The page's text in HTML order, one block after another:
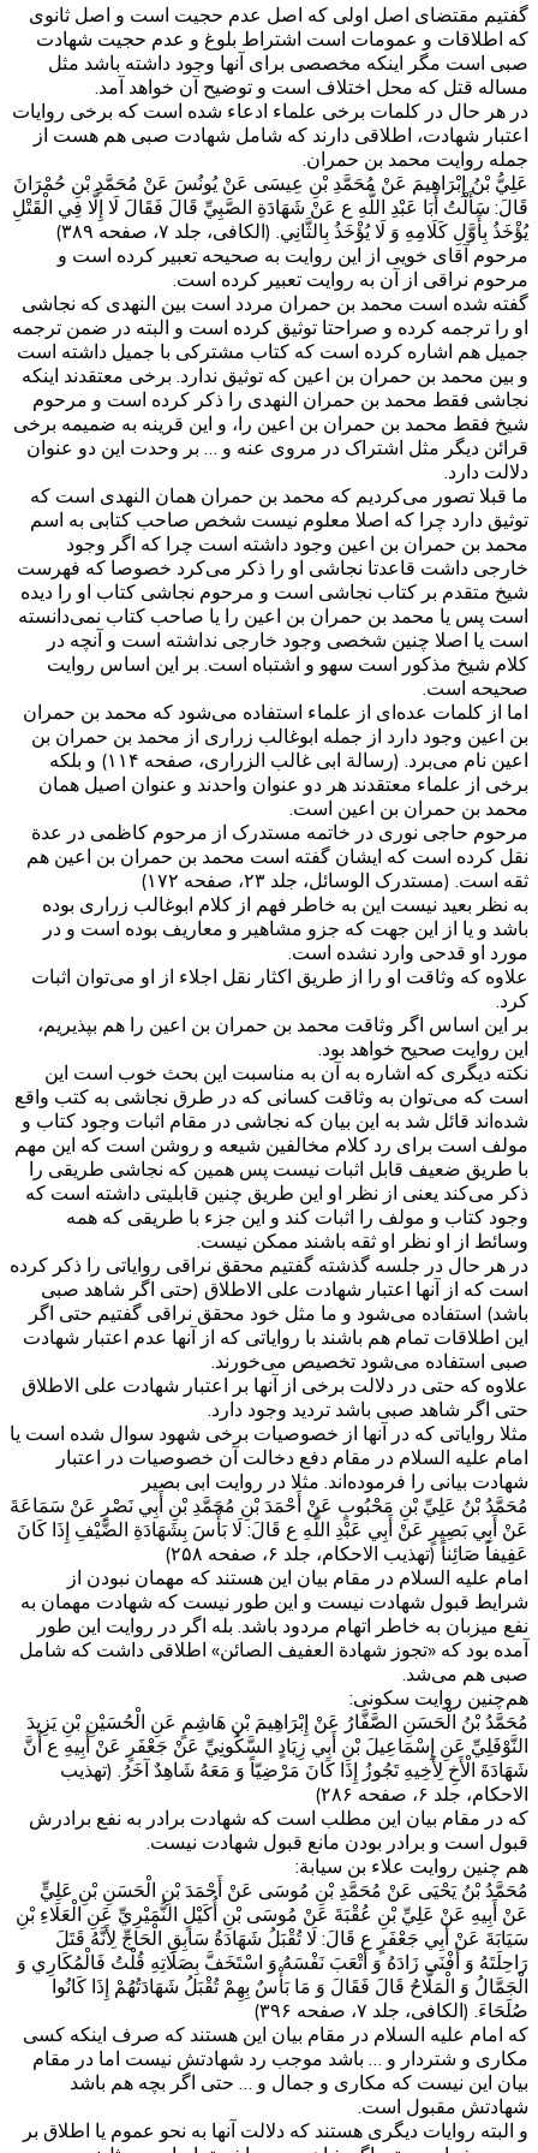
گفتیم مقتضای اصل اولی که اصل عدم حجیت است و اصل ثانوی
که اطلاقات و عمومات است اشتراط بلوغ و عدم حجیت شهادت
صبی است مگر اینکه مخصصی برای آنها وجود داشته باشد مثل
مساله قتل که محل اختلاف است و توضیح آن خواهد آمد.
در هر حال در کلمات برخی علماء ادعاء شده است که برخی روایات
اعتبار شهادت، اطلاقی دارند که شامل شهادت صبی هم هست از
جمله روایت محمد بن حمران.
عَلِيُّ بْنُ إِبْرَاهِيمَ عَنْ مُحَمَّدِ بْنِ عِيسَى عَنْ يُونُسَ عَنْ مُحَمَّدِ بْنِ حُمْرَانَ
قَالَ: سَأَلْتُ أَبَا عَبْدِ اللَّهِ ع عَنْ شَهَادَةِ الصَّبِيِّ قَالَ فَقَالَ لَا إِلَّا فِي الْقَتْلِ
يُؤْخَذُ بِأَوَّلِ كَلَامِهِ وَ لَا يُؤْخَذُ بِالثَّانِي. (الکافی، جلد ۷، صفحه ۳۸۹)
مرحوم آقای خویی از این روایت به صحیحه تعبیر کرده است و
مرحوم نراقی از آن به روایت تعبیر کرده است.
گفته شده است محمد بن حمران مردد است بین النهدی که نجاشی
او را ترجمه کرده و صراحتا توثیق کرده است و البته در ضمن ترجمه
جمیل هم اشاره کرده است که کتاب مشترکی با جمیل داشته است
و بین محمد بن حمران بن اعین که توثیق ندارد. برخی معتقدند اینکه
نجاشی فقط محمد بن حمران النهدی را ذکر کرده است و مرحوم
شیخ فقط محمد بن حمران بن اعین را، و این قرینه به ضمیمه برخی
قرائن دیگر مثل اشتراک در مروی عنه و … بر وحدت این دو عنوان
دلالت دارد.
ما قبلا تصور می‌کردیم که محمد بن حمران همان النهدی است که
توثیق دارد چرا که اصلا معلوم نیست شخص صاحب کتابی به اسم
محمد بن حمران بن اعین وجود داشته است چرا که اگر وجود
خارجی داشت قاعدتا نجاشی او را ذکر می‌کرد خصوصا که فهرست
شیخ متقدم بر کتاب نجاشی است و مرحوم نجاشی کتاب او را دیده
است پس یا محمد بن حمران بن اعین را یا صاحب کتاب نمی‌دانسته
است یا اصلا چنین شخصی وجود خارجی نداشته است و آنچه در
کلام شیخ مذکور است سهو و اشتباه است. بر این اساس روایت
صحیحه است.
اما از کلمات عده‌ای از علماء استفاده می‌شود که محمد بن حمران
بن اعین وجود دارد از جمله ابوغالب زراری از محمد بن حمران بن
اعین نام می‌برد. (رسالة ابی غالب الزراری، صفحه ۱۱۴) و بلکه
برخی از علماء معتقدند هر دو عنوان واحدند و عنوان اصیل همان
محمد بن حمران بن اعین است.
مرحوم حاجی نوری در خاتمه مستدرک از مرحوم کاظمی در عدة
نقل کرده است که ایشان گفته است محمد بن حمران بن اعین هم
ثقه است. (مستدرک الوسائل، جلد ۲۳، صفحه ۱۷۲)
به نظر بعید نیست این به خاطر فهم از کلام ابوغالب زراری بوده
باشد و یا از این جهت که جزو مشاهیر و معاریف بوده است و در
مورد او قدحی وارد نشده است.
علاوه که وثاقت او را از طریق اکثار نقل اجلاء از او می‌توان اثبات
کرد.
بر این اساس اگر وثاقت محمد بن حمران بن اعین را هم بپذیریم،
این روایت صحیح خواهد بود.
نکته دیگری که اشاره به آن به مناسبت این بحث خوب است این
است که می‌توان به وثاقت کسانی که در طرق نجاشی به کتب واقع
شده‌اند قائل شد به این بیان که نجاشی در مقام اثبات وجود کتاب و
مولف است برای رد کلام مخالفین شیعه و روشن است که این مهم
با طریق ضعیف قابل اثبات نیست پس همین که نجاشی طریقی را
ذکر می‌کند یعنی از نظر او این طریق چنین قابلیتی داشته است که
وجود کتاب و مولف را اثبات کند و این جزء با طریقی که همه
وسائط از او نظر او ثقه باشند ممکن نیست.
در هر حال در جلسه گذشته گفتیم محقق نراقی روایاتی را ذکر کرده
است که از آنها اعتبار شهادت علی الاطلاق (حتی اگر شاهد صبی
باشد) استفاده می‌شود و ما مثل خود محقق نراقی گفتیم حتی اگر
این اطلاقات تمام هم باشند با روایاتی که از آنها عدم اعتبار شهادت
صبی استفاده می‌شود تخصیص می‌خورند.
علاوه که حتی در دلالت برخی از آنها بر اعتبار شهادت علی الاطلاق
حتی اگر شاهد صبی باشد تردید وجود دارد.
مثلا روایاتی که در آنها از خصوصیات برخی شهود سوال شده است یا
امام علیه السلام در مقام دفع دخالت آن خصوصیات در اعتبار
شهادت بیانی را فرموده‌اند. مثلا در روایت ابی بصیر
مُحَمَّدُ بْنُ عَلِيِّ بْنِ مَحْبُوبٍ عَنْ أَحْمَدَ بْنِ مُحَمَّدِ بْنِ أَبِي نَصْرٍ عَنْ سَمَاعَةَ
عَنْ أَبِي بَصِيرٍ عَنْ أَبِي عَبْدِ اللَّهِ ع قَالَ: لَا بَأْسَ بِشَهَادَةِ الضَّيْفِ إِذَا كَانَ
عَفِيفاً صَائِناً (تهذیب الاحکام، جلد ۶، صفحه ۲۵۸)
امام علیه السلام در مقام بیان این هستند که مهمان نبودن از
شرایط قبول شهادت نیست و این طور نیست که شهادت مهمان به
نفع میزبان به خاطر اتهام مردود باشد. بله اگر در روایت این طور
آمده بود که «تجوز شهادة العفیف الصائن» اطلاقی داشت که شامل
صبی هم می‌شد.
هم‌چنین روایت سکونی:
مُحَمَّدُ بْنُ الْحَسَنِ الصَّفَّارُ عَنْ إِبْرَاهِيمَ بْنِ هَاشِمٍ عَنِ الْحُسَيْنِ بْنِ يَزِيدَ
النَّوْفَلِيِّ عَنِ إِسْمَاعِيلَ بْنِ أَبِي زِيَادٍ السَّكُونِيِّ عَنْ جَعْفَرٍ عَنْ أَبِيهِ ع أَنَّ
شَهَادَةَ الْأَخِ لِأَخِيهِ تَجُوزُ إِذَا كَانَ مَرْضِيّاً وَ مَعَهُ شَاهِدٌ آخَرُ. (تهذیب
الاحکام، جلد ۶، صفحه ۲۸۶)
که در مقام بیان این مطلب است که شهادت برادر به نفع برادرش
قبول است و برادر بودن مانع قبول شهادت نیست.
هم چنین روایت علاء بن سیابة:
مُحَمَّدُ بْنُ يَحْيَى عَنْ مُحَمَّدِ بْنِ مُوسَى عَنْ أَحْمَدَ بْنِ الْحَسَنِ بْنِ عَلِيٍّ
عَنْ أَبِيهِ عَنْ عَلِيِّ بْنِ عُقْبَةَ عَنْ مُوسَى بْنِ أُكَيْلٍ النُّمَيْرِيِّ عَنِ الْعَلَاءِ بْنِ
سَيَابَةَ عَنْ أَبِي جَعْفَرٍ ع قَالَ: لَا تُقْبَلُ شَهَادَةُ سَابِقِ الْحَاجِّ لِأَنَّهُ قَتَلَ
رَاحِلَتَهُ وَ أَفْنَى زَادَهُ وَ أَتْعَبَ نَفْسَهُ وَ اسْتَخَفَّ بِصَلَاتِهِ قُلْتُ فَالْمُكَارِي وَ
الْجَمَّالُ وَ الْمَلَّاحُ قَالَ فَقَالَ وَ مَا بَأْسٌ بِهِمْ تُقْبَلُ شَهَادَتُهُمْ إِذَا كَانُوا
صُلَحَاءَ. (الکافی، جلد ۷، صفحه ۳۹۶)
که امام علیه السلام در مقام بیان این هستند که صرف اینکه کسی
مکاری و شتردار و … باشد موجب رد شهادتش نیست اما در مقام
بیان این نیست که مکاری و جمال و … حتی اگر بچه هم باشد
شهادتش مقبول است.
و البته روایات دیگری هستند که دلالت آنها به نحو عموم یا اطلاق بر